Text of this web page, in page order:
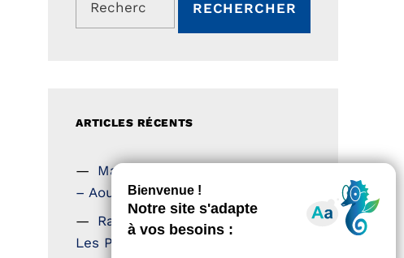
ARTICLES RÉCENTS
Magazine Tourisme Accessible
– Aout 2026
Rallye Aicha des Gazelles –
Les Petillantes